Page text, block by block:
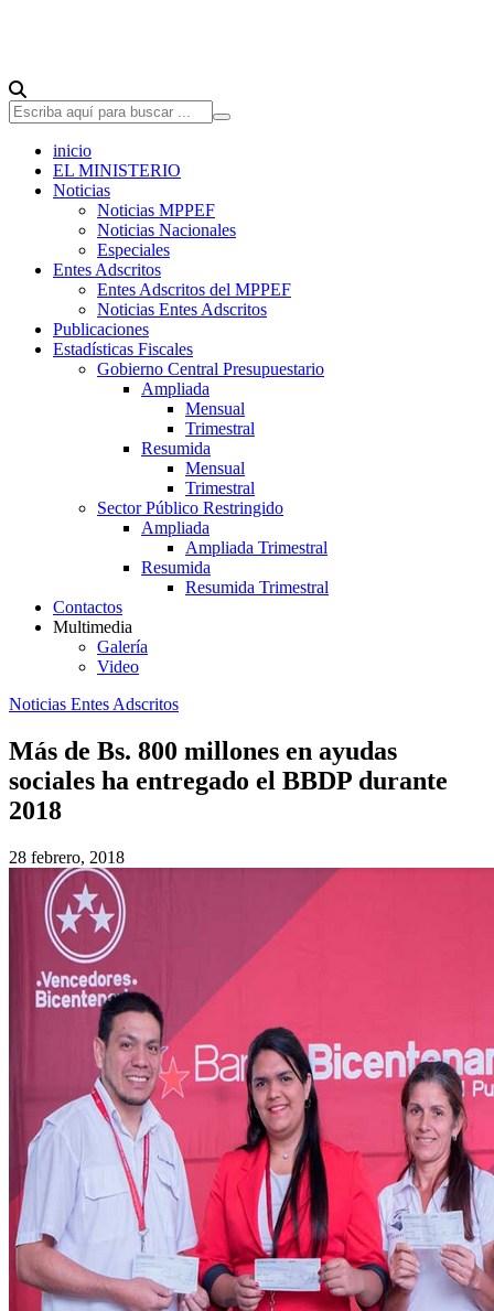
inicio
EL MINISTERIO
Noticias
Noticias MPPEF
Noticias Nacionales
Especiales
Entes Adscritos
Entes Adscritos del MPPEF
Noticias Entes Adscritos
Publicaciones
Estadísticas Fiscales
Gobierno Central Presupuestario
Ampliada
Mensual
Trimestral
Resumida
Mensual
Trimestral
Sector Público Restringido
Ampliada
Ampliada Trimestral
Resumida
Resumida Trimestral
Contactos
Multimedia
Galería
Video
Noticias Entes Adscritos
Más de Bs. 800 millones en ayudas
sociales ha entregado el BBDP durante
2018
28 febrero, 2018